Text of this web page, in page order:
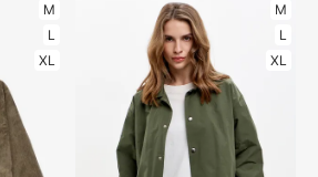
M
L
XL
M
L
XL